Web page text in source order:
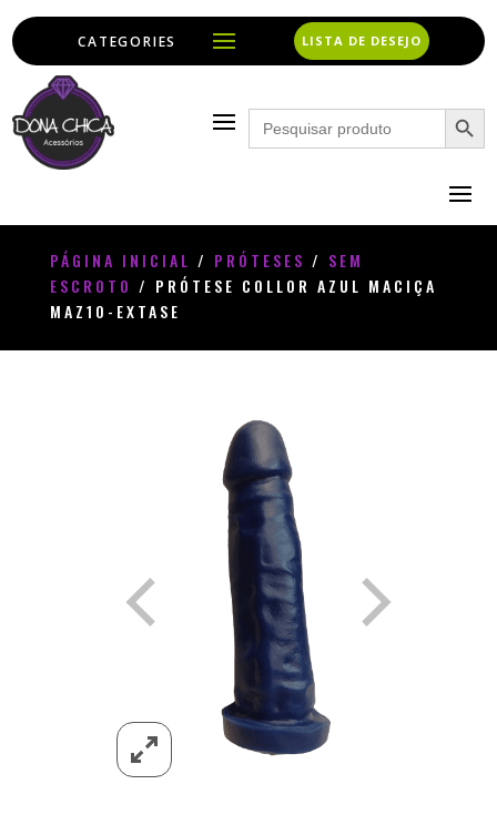
LISTA DE DESEJO
Search
for:
Search Button
PÁGINA INICIAL / PRÓTESES / SEM
ESCROTO / PRÓTESE COLLOR AZUL MACIÇA
MAZ10-EXTASE